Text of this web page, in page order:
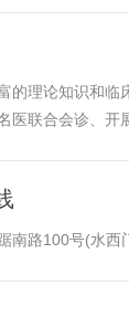
的理论知识和
联合会诊、开
南路100号(水西